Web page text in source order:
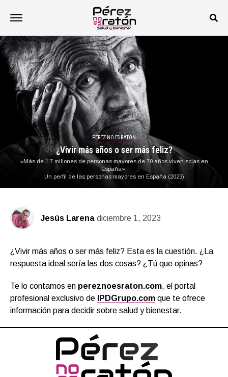
PÉREZ NO ES RATÓN
¿Vivir más años o ser más feliz?
«Más de 1,7 millones de personas mayores de 70 años viven solas en
España»,
Un perfil de las personas mayores en España (2023)
Jesús Larena diciembre 1, 2023
¿Vivir más años o ser más feliz? Esta es la cuestión. ¿La
respuesta ideal sería las dos cosas? ¿Tú que opinas?
Te lo contamos en pereznoesraton.com, el portal
profesional exclusivo de
IPDGrupo.com que te ofrece
información para decidir sobre salud y bienestar.